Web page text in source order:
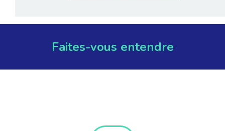
Faites-vous entendre